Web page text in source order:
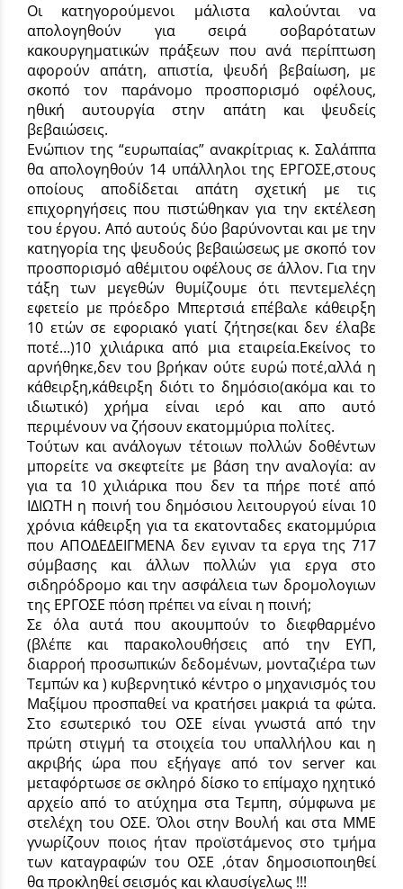
Οι κατηγορούμενοι μάλιστα καλούνται να
απολογηθούν για σειρά σοβαρότατων
κακουργηματικών πράξεων που ανά περίπτωση
αφορούν απάτη, απιστία, ψευδή βεβαίωση, με
σκοπό τον παράνομο προσπορισμό οφέλους,
ηθική αυτουργία στην απάτη και ψευδείς
βεβαιώσεις.
Ενώπιον της “ευρωπαίας” ανακρίτριας κ. Σαλάππα
θα απολογηθούν 14 υπάλληλοι της ΕΡΓΟΣΕ,στους
οποίους αποδίδεται απάτη σχετική με τις
επιχορηγήσεις που πιστώθηκαν για την εκτέλεση
του έργου. Από αυτούς δύο βαρύνονται και με την
κατηγορία της ψευδούς βεβαιώσεως με σκοπό τον
προσπορισμό αθέμιτου οφέλους σε άλλον. Για την
τάξη των μεγεθών θυμίζουμε ότι πεντεμελέςη
εφετείο με πρόεδρο Μπερτσιά επέβαλε κάθειρξη
10 ετών σε εφοριακό γιατί ζήτησε(και δεν έλαβε
ποτέ…)10 χιλιάρικα από μια εταιρεία.Εκείνος το
αρνήθηκε,δεν του βρήκαν ούτε ευρώ ποτέ,αλλά η
κάθειρξη,κάθειρξη διότι το δημόσιο(ακόμα και το
ιδιωτικό) χρήμα είναι ιερό και απο αυτό
περιμένουν να ζήσουν εκατομμύρια πολίτες.
Τούτων και ανάλογων τέτοιων πολλών δοθέντων
μπορείτε να σκεφτείτε με βάση την αναλογία: αν
για τα 10 χιλιάρικα που δεν τα πήρε ποτέ από
ΙΔΙΩΤΗ η ποινή του δημόσιου λειτουργού είναι 10
χρόνια κάθειρξη για τα εκατονταδες εκατομμύρια
που ΑΠΟΔΕΔΕΙΓΜΕΝΑ δεν εγιναν τα εργα της 717
σύμβασης και άλλων πολλών για εργα στο
σιδηρόδρομο και την ασφάλεια των δρομολογιων
της ΕΡΓΟΣΕ πόση πρέπει να είναι η ποινή;
Σε όλα αυτά που ακουμπούν το διεφθαρμένο
(βλέπε και παρακολουθήσεις από την ΕΥΠ,
διαρροή προσωπικών δεδομένων, μονταζιέρα των
Τεμπών κα ) κυβερνητικό κέντρο ο μηχανισμός του
Μαξίμου προσπαθεί να κρατήσει μακριά τα φώτα.
Στο εσωτερικό του ΟΣΕ είναι γνωστά από την
πρώτη στιγμή τα στοιχεία του υπαλλήλου και η
ακριβής ώρα που εξήγαγε από τον server και
μεταφόρτωσε σε σκληρό δίσκο το επίμαχο ηχητικό
αρχείο από το ατύχημα στα Τεμπη, σύμφωνα με
στελέχη του ΟΣΕ. Όλοι στην Βουλή και στα ΜΜΕ
γνωρίζουν ποιος ήταν προϊστάμενος στο τμήμα
των καταγραφών του ΟΣΕ ,όταν δημοσιοποιηθεί
θα προκληθεί σεισμός και κλαυσίγελως !!!